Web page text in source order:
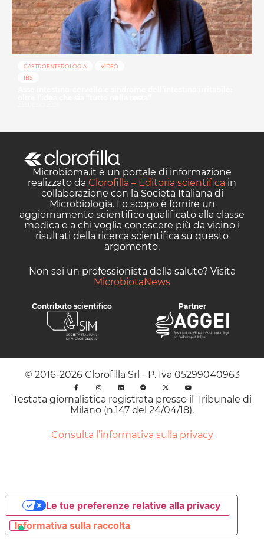
GASTROENTEROLOGIA
VIDEO
IBS
Microbioma.it è un portale di informazione
realizzato da Clorofilla – Editoria scientifica in
collaborazione con la Società Italiana di
Microbiologia. Lo scopo è fornire un
aggiornamento scientifico qualificato alla classe
medica e a chi voglia conoscere più da vicino i
risultati della ricerca scientifica su questo
argomento.
Non sei un professionista della salute? Visita
MicrobiotaNews
Contributo scientifico Partner
© 2016-2026 Clorofilla Srl - P. Iva 05299040963
Testata giornalistica registrata presso il Tribunale di
Milano (n.147 del 24/04/18).
Consulta l’informativa sulla privacy
Informativa sulla raccolta
Le tue preferenze relative alla privacy